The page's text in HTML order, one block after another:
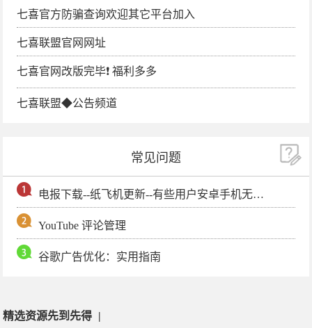
七喜官方防骗查询欢迎其它平台加入
七喜联盟官网网址
七喜官网改版完毕❗️ 福利多多
七喜联盟◆公告频道
常见问题
电报下载--纸飞机更新--有些用户安卓手机无法更新电报软件
YouTube 评论管理
谷歌广告优化：实用指南
精选资源先到先得 |